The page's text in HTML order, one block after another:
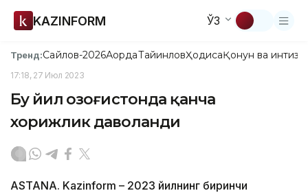
KAZINFORM ЎЗ
Тренд:Сайлов-2026АқордаТайинловҲодисаҚонун ва
17:18, 27 Июл 2023
Бу йил Қозоғистонда қанча
хорижлик даволанди
ASTANA. Kazinform – 2023 йилнинг биринчи